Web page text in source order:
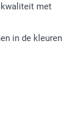
kwaliteit met
in de kleuren